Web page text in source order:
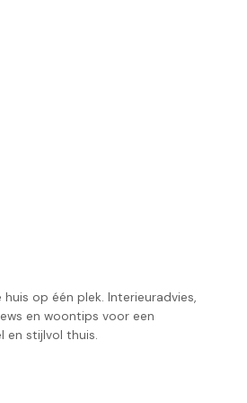
huis op één plek. Interieuradvies,
en woontips voor een
en stijlvol thuis.